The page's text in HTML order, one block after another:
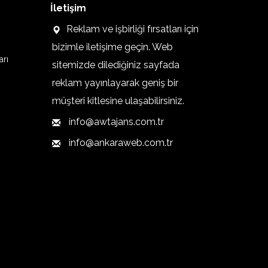
İletişim
Reklam ve işbirliği fırsatları için
bizimle iletişime geçin. Web
sitemizde dilediğiniz sayfada
reklam yayınlayarak geniş bir
müşteri kitlesine ulaşabilirsiniz.
info@awtajans.com.tr
info@ankaraweb.com.tr